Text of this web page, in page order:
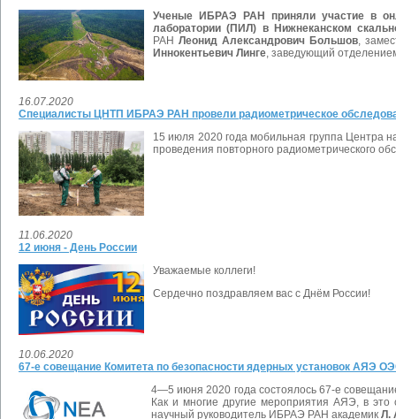
Ученые ИБРАЭ РАН приняли участие в
лаборатории (ПИЛ) в Нижнеканском
РАН Леонид Александрович Большов,
Иннокентьевич Линге, заведующий
16.07.2020
Специалисты ЦНТП ИБРАЭ РАН провели радиометрическое
15 июля 2020 года мобильная группа Центра
проведения повторного радиометрического
11.06.2020
12 июня - День России
Уважаемые коллеги!
Сердечно поздравляем вас с Днём России!
10.06.2020
67-е совещание Комитета по безопасности ядерных установок АЯЭ
4—5 июня 2020 года состоялось 67-е
Как и многие другие мероприятия АЯЭ, в
научный руководитель ИБРАЭ РАН академик Л.